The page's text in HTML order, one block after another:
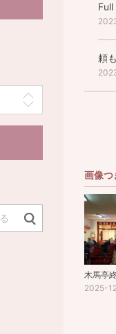
頼
画像つ
木馬亭
2025-